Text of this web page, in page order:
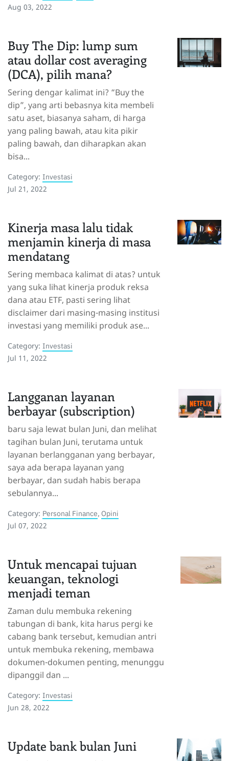
Aug 03, 2022
Buy The Dip: lump sum
atau dollar cost averaging
(DCA), pilih mana?
Sering dengar kalimat ini? “Buy the
dip”, yang arti bebasnya kita membeli
satu aset, biasanya saham, di harga
yang paling bawah, atau kita pikir
paling bawah, dan diharapkan akan
bisa...
Category: Investasi
Jul 21, 2022
Kinerja masa lalu tidak
menjamin kinerja di masa
mendatang
Sering membaca kalimat di atas? untuk
yang suka lihat kinerja produk reksa
dana atau ETF, pasti sering lihat
disclaimer dari masing-masing institusi
investasi yang memiliki produk ase...
Category: Investasi
Jul 11, 2022
Langganan layanan
berbayar (subscription)
baru saja lewat bulan Juni, dan melihat
tagihan bulan Juni, terutama untuk
layanan berlangganan yang berbayar,
saya ada berapa layanan yang
berbayar, dan sudah habis berapa
sebulannya...
Category: Personal Finance, Opini
Jul 07, 2022
Untuk mencapai tujuan
keuangan, teknologi
menjadi teman
Zaman dulu membuka rekening
tabungan di bank, kita harus pergi ke
cabang bank tersebut, kemudian antri
untuk membuka rekening, membawa
dokumen-dokumen penting, menunggu
dipanggil dan ...
Category: Investasi
Jun 28, 2022
Update bank bulan Juni